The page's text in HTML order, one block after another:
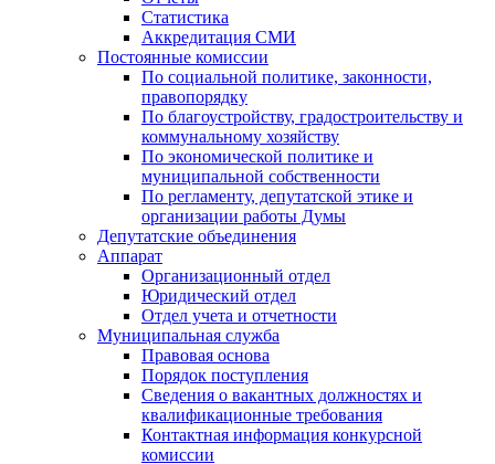
Статистика
Аккредитация СМИ
Постоянные комиссии
По социальной политике, законности,
правопорядку
По благоустройству, градостроительству и
коммунальному хозяйству
По экономической политике и
муниципальной собственности
По регламенту, депутатской этике и
организации работы Думы
Депутатские объединения
Аппарат
Организационный отдел
Юридический отдел
Отдел учета и отчетности
Муниципальная служба
Правовая основа
Порядок поступления
Сведения о вакантных должностях и
квалификационные требования
Контактная информация конкурсной
комиссии